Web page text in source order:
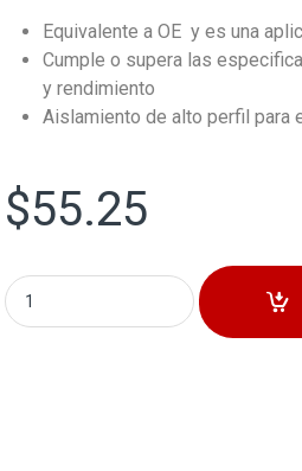
Equivalente a OE y es una
Cumple o supera las
y rendimiento
Aislamiento de alto perfil para
$55.25
Bobina de Encendio para